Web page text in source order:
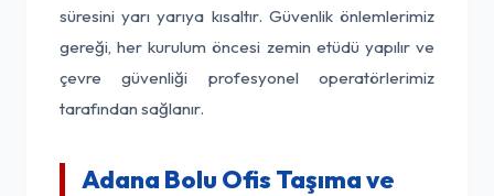
süresini yarı yarıya kısaltır. Güvenlik önlemlerimiz
gereği, her kurulum öncesi zemin etüdü yapılır ve
çevre güvenliği profesyonel operatörlerimiz
tarafından sağlanır.
Adana Bolu Ofis Taşıma ve